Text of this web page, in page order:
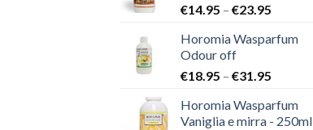
€14.95 – €23.95
Horomia Wasparfum
Odour off
€18.95 – €31.95
Horomia Wasparfum
Vaniglia e mirra - 250ml